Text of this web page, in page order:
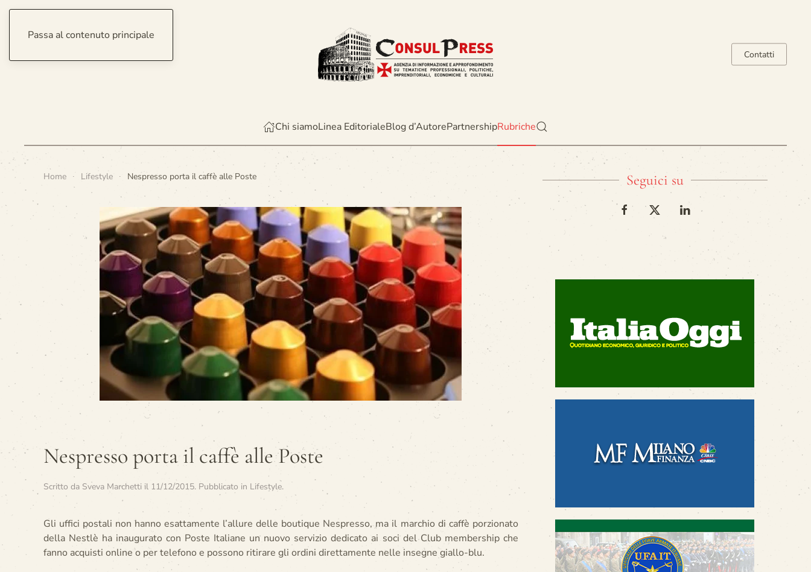
Passa al contenuto principale
Contatti
Chi siamoLinea EditorialeBlog d’AutorePartnershipRubriche
Home Lifestyle Nespresso porta il caffè alle Poste
Nespresso porta il caffè alle Poste
Scritto da Sveva Marchetti il 11/12/2015. Pubblicato in Lifestyle.
Gli uffici postali non hanno esattamente l’allure delle boutique Nespresso, ma il marchio di caffè porzionato
della Nestlè ha inaugurato con Poste Italiane un nuovo servizio dedicato ai soci del Club membership che
fanno acquisti online o per telefono e possono ritirare gli ordini direttamente nelle insegne giallo-blu.
Seguici su